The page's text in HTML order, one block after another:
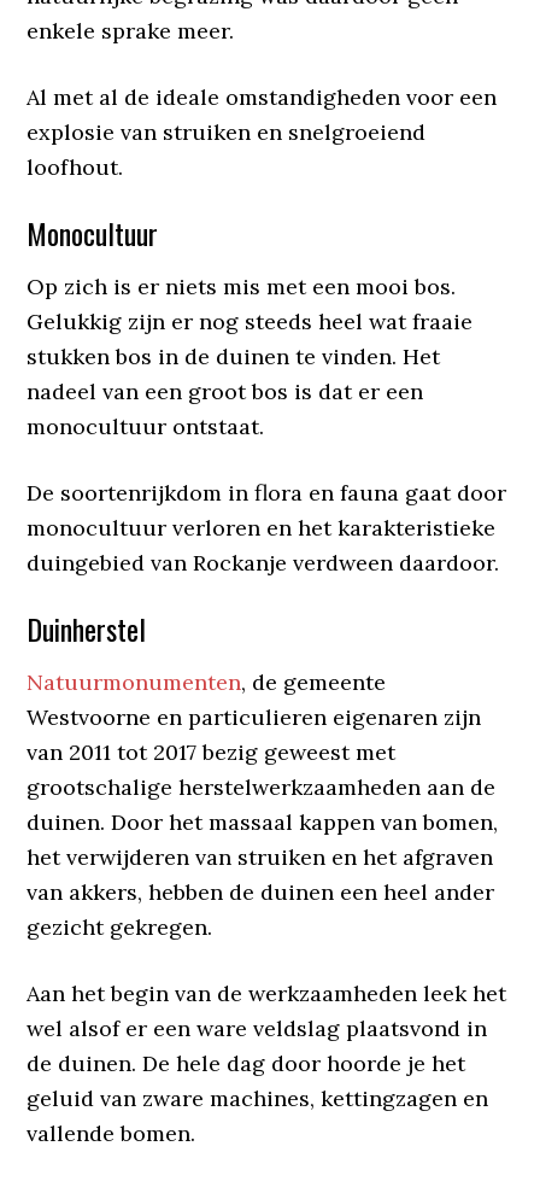
enkele sprake meer.
Al met al de ideale omstandigheden voor een
explosie van struiken en snelgroeiend
loofhout.
Monocultuur
Op zich is er niets mis met een mooi bos.
Gelukkig zijn er nog steeds heel wat fraaie
stukken bos in de duinen te vinden. Het
nadeel van een groot bos is dat er een
monocultuur ontstaat.
De soortenrijkdom in flora en fauna gaat door
monocultuur verloren en het karakteristieke
duingebied van Rockanje verdween daardoor.
Duinherstel
Natuurmonumenten, de gemeente
Westvoorne en particulieren eigenaren zijn
van 2011 tot 2017 bezig geweest met
grootschalige herstelwerkzaamheden aan de
duinen. Door het massaal kappen van bomen,
het verwijderen van struiken en het afgraven
van akkers, hebben de duinen een heel ander
gezicht gekregen.
Aan het begin van de werkzaamheden leek het
wel alsof er een ware veldslag plaatsvond in
de duinen. De hele dag door hoorde je het
geluid van zware machines, kettingzagen en
vallende bomen.